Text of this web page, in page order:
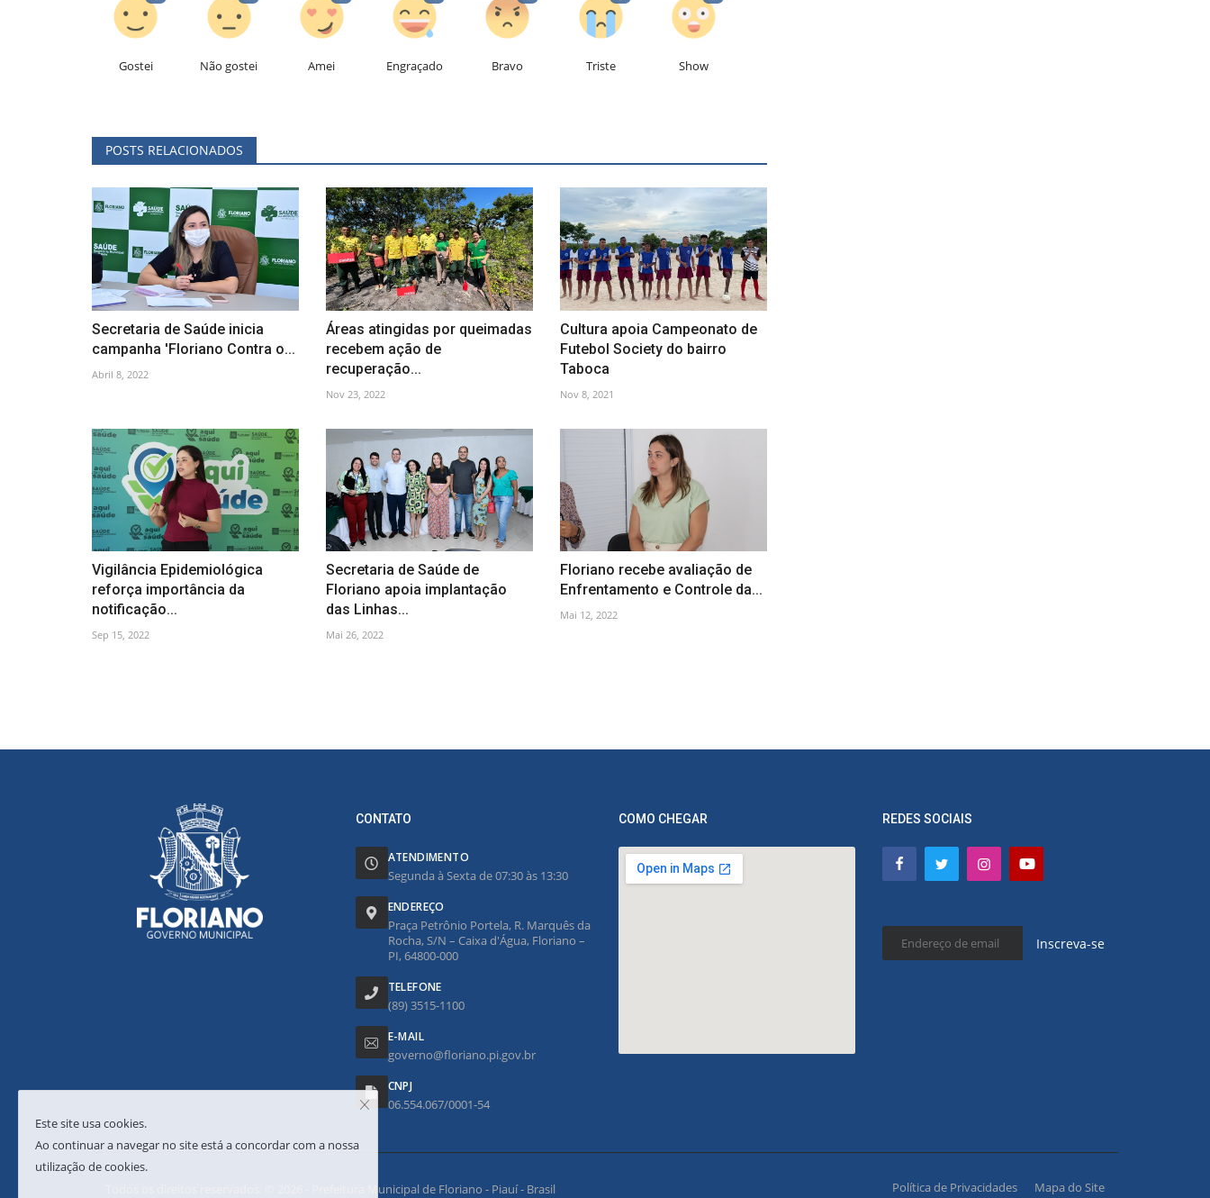
Gostei Não gostei Amei Engraçado Bravo Triste Show
POSTS RELACIONADOS
Secretaria de Saúde inicia
campanha 'Floriano Contra o...
Abril 8, 2022
Áreas atingidas por queimadas
recebem ação de
recuperação...
Nov 23, 2022
Cultura apoia Campeonato de
Futebol Society do bairro
Taboca
Nov 8, 2021
Vigilância Epidemiológica
reforça importância da
notificação...
Sep 15, 2022
Secretaria de Saúde de
Floriano apoia implantação
das Linhas...
Mai 26, 2022
Floriano recebe avaliação de
Enfrentamento e Controle da...
Mai 12, 2022
CONTATO
ATENDIMENTO
Segunda à Sexta de 07:30 às 13:30
ENDEREÇO
Praça Petrônio Portela, R. Marquês da
Rocha, S/N – Caixa d'Água, Floriano –
PI, 64800-000
TELEFONE
(89) 3515-1100
E-MAIL
governo@floriano.pi.gov.br
CNPJ
06.554.067/0001-54
COMO CHEGAR REDES SOCIAIS
Inscreva-se
Todos os direitos reservados. © 2026 - Prefeitura Municipal de Floriano - Piauí - Brasil Política de Privacidades Mapa do Site
Este site usa cookies.
Ao continuar a navegar no site está a concordar com a nossa
utilização de cookies.